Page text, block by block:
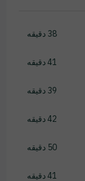
38 دقیقه
41 دقیقه
39 دقیقه
42 دقیقه
50 دقیقه
41 دقیقه